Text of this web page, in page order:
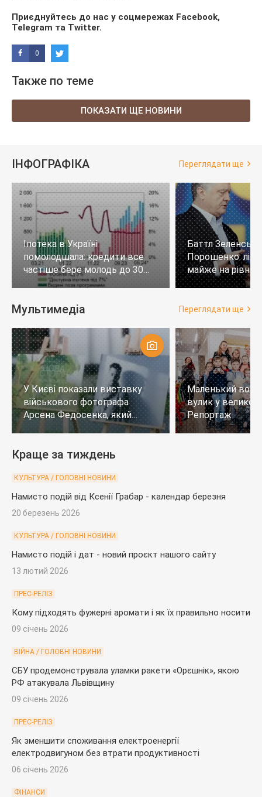
Приєднуйтесь до нас у соцмережах Facebook,
Telegram та Twitter.
0
Также по теме
ПОКАЗАТИ ЩЕ НОВИНИ
ІНФОГРАФІКА Переглядати ще
Іпотека в Україні
помолодшала: кредити все
частіше бере молодь до 30
років
Баттл
Порошенко:
майже на
тих, хто не
Мультимедіа Переглядати ще
У Києві показали виставку
військового фотографа
Арсена Федосенка, який
загинув на війні
Маленький
вулик у
Репортаж
Краще за тиждень
КУЛЬТУРА / ГОЛОВНІ НОВИНИ
Намисто подій від Ксенії Грабар - календар березня
20 березень 2026
КУЛЬТУРА / ГОЛОВНІ НОВИНИ
Намисто подій і дат - новий проєкт нашого сайту
13 лютий 2026
ПРЕС-РЕЛІЗ
Кому підходять фужерні аромати і як їх правильно носити
09 січень 2026
ВІЙНА / ГОЛОВНІ НОВИНИ
СБУ продемонструвала уламки ракети «Орєшнік», якою
РФ атакувала Львівщину
09 січень 2026
ПРЕС-РЕЛІЗ
Як зменшити споживання електроенергії
електродвигуном без втрати продуктивності
06 січень 2026
ФІНАНСИ